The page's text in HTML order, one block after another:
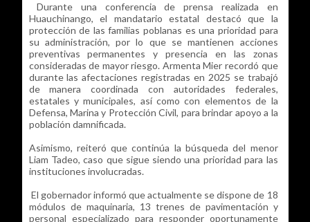
Durante una conferencia de prensa realizada en
Huauchinango, el mandatario estatal destacó que la
protección de las familias poblanas es una prioridad para
su administración, por lo que se mantienen acciones
preventivas permanentes y presencia en las zonas
consideradas de mayor riesgo. Armenta Mier recordó que
durante las afectaciones registradas en 2025 se trabajó
de manera coordinada con autoridades federales,
estatales y municipales, así como con elementos de la
Defensa, Marina y Protección Civil, para brindar apoyo a la
población damnificada.
Asimismo, reiteró que continúa la búsqueda del menor
Liam Tadeo, caso que sigue siendo una prioridad para las
instituciones involucradas.
El gobernador informó que actualmente se dispone de 18
módulos de maquinaria, 13 trenes de pavimentación y
personal especializado para responder oportunamente